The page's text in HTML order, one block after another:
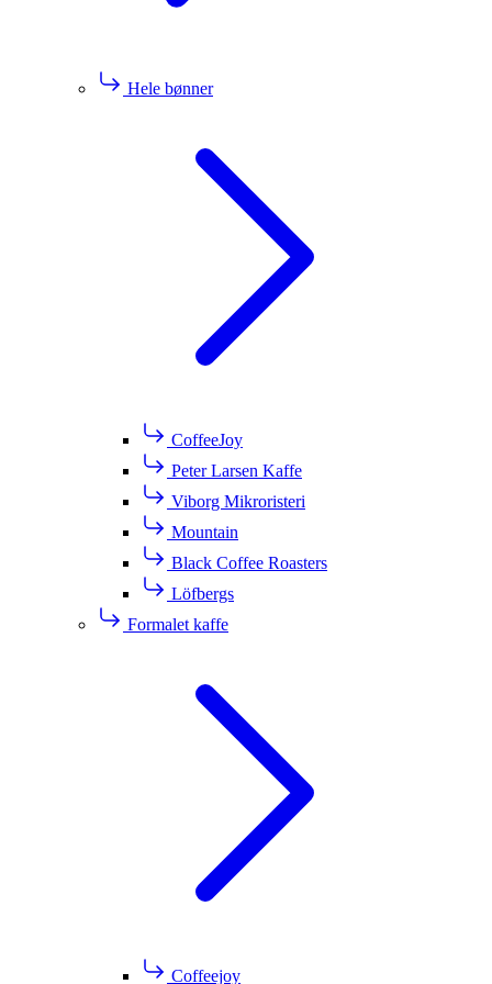
Hele bønner
CoffeeJoy
Peter Larsen Kaffe
Viborg Mikroristeri
Mountain
Black Coffee Roasters
Löfbergs
Formalet kaffe
Coffeejoy